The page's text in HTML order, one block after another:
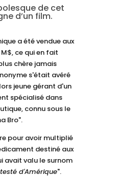
de cet
d’un film.
a été vendue aux
ce qui en fait
chère jamais
s'était avéré
jeune gérant d'un
spécialisé dans
connu sous le
Bro".
pour avoir multiplié
destiné aux
avait valu le surnom
d'Amérique".